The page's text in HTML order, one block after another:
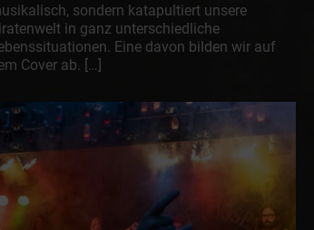
sondern katapultiert unsere
in ganz unterschiedliche
Eine davon bilden wir auf
Cover ab. […]